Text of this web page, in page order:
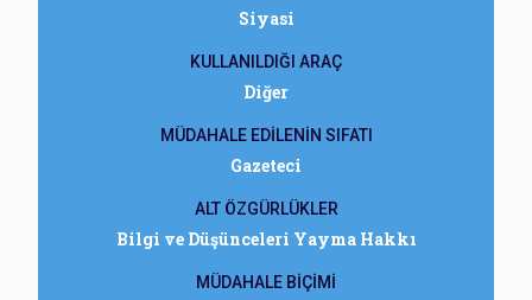
Siyasi
KULLANILDIĞI ARAÇ
Diğer
MÜDAHALE EDİLENİN SIFATI
Gazeteci
ALT ÖZGÜRLÜKLER
Bilgi ve Düşünceleri Yayma Hakkı
MÜDAHALE BİÇİMİ